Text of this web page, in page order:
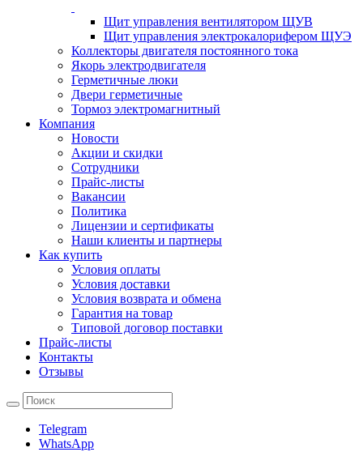
Щит управления вентилятором ЩУВ
Щит управления электрокалорифером ЩУЭ
Коллекторы двигателя постоянного тока
Якорь электродвигателя
Герметичные люки
Двери герметичные
Тормоз электромагнитный
Компания
Новости
Акции и скидки
Сотрудники
Прайс-листы
Вакансии
Политика
Лицензии и сертификаты
Наши клиенты и партнеры
Как купить
Условия оплаты
Условия доставки
Условия возврата и обмена
Гарантия на товар
Типовой договор поставки
Прайс-листы
Контакты
Отзывы
Telegram
WhatsApp